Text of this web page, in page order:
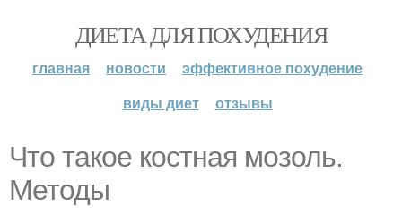
ДИЕТА ДЛЯ ПОХУДЕНИЯ
главная новости
эффективное похудение
виды диет
отзывы
Что такое костная мозоль.
Методы